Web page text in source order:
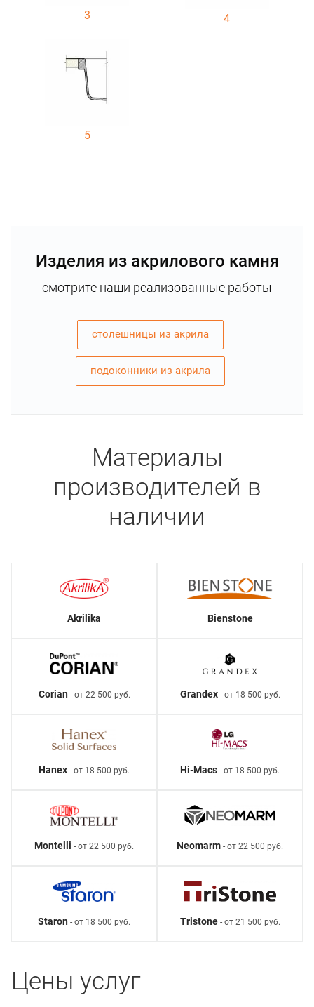
3 4
5
Изделия из акрилового камня
смотрите наши реализованные работы
столешницы из акрила
подоконники из акрила
Материалы
производителей в
наличии
Akrilika Bienstone
Corian- от 22 500 руб. Grandex- от 18 500 руб.
Hanex - от 18 500 руб. Hi-Macs - от 18 500 руб.
Montelli - от 22 500 руб. Neomarm - от 22 500 руб.
Staron - от 18 500 руб. Tristone- от 21 500 руб.
Цены услуг